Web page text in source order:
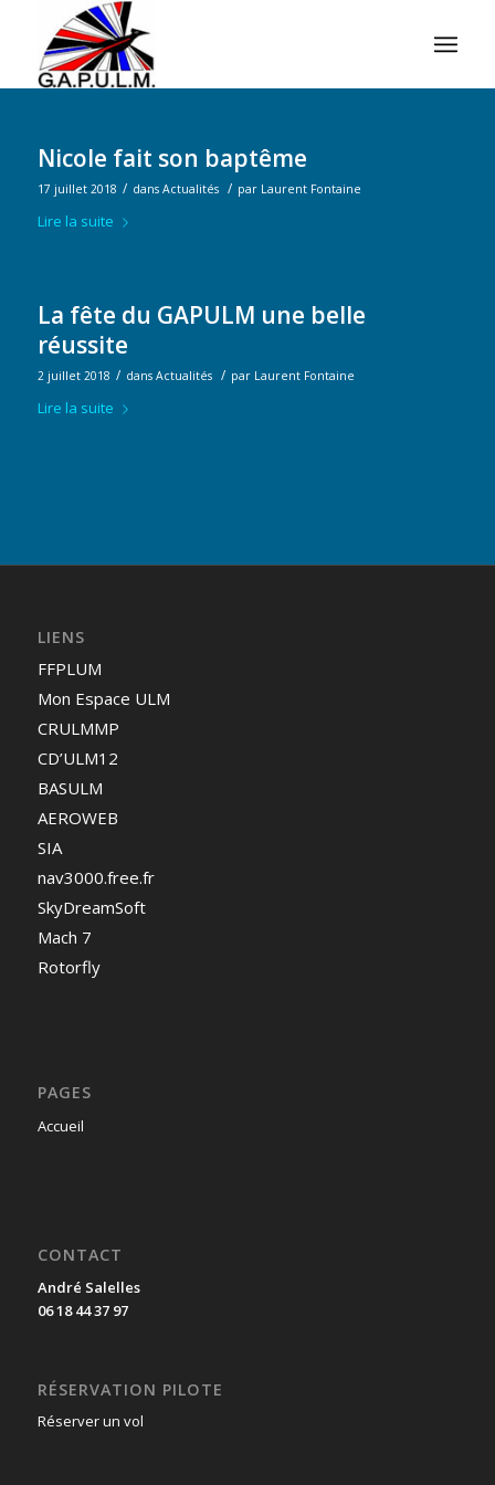
Nicole fait son baptême
17 juillet 2018 / dans Actualités / par Laurent Fontaine
Lire la suite
La fête du GAPULM une belle
réussite
2 juillet 2018 / dans Actualités / par Laurent Fontaine
Lire la suite
LIENS
FFPLUM
Mon Espace ULM
CRULMMP
CD’ULM12
BASULM
AEROWEB
SIA
nav3000.free.fr
SkyDreamSoft
Mach 7
Rotorfly
PAGES
Accueil
CONTACT
André Salelles
06 18 44 37 97
RÉSERVATION PILOTE
Réserver un vol